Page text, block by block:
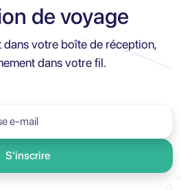
de voyage
votre boîte de réception,
dans votre fil.
S'inscrire